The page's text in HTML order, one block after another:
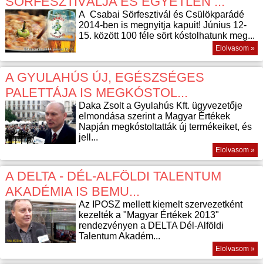
A Csabai Sörfesztivál és Csülökparádé
2014-ben is megnyitja kapuit! Június 12-
15. között 100 féle sört kóstolhatunk meg...
Elolvasom »
A GYULAHÚS ÚJ, EGÉSZSÉGES
PALETTÁJA IS MEGKÓSTOL...
Daka Zsolt a Gyulahús Kft. ügyvezetője
elmondása szerint a Magyar Értékek
Napján megkóstoltatták új termékeiket, és
jell...
Elolvasom »
A DELTA - DÉL-ALFÖLDI TALENTUM
AKADÉMIA IS BEMU...
Az IPOSZ mellett kiemelt szervezetként
kezelték a "Magyar Értékek 2013"
rendezvényen a DELTA Dél-Alföldi
Talentum Akadém...
Elolvasom »